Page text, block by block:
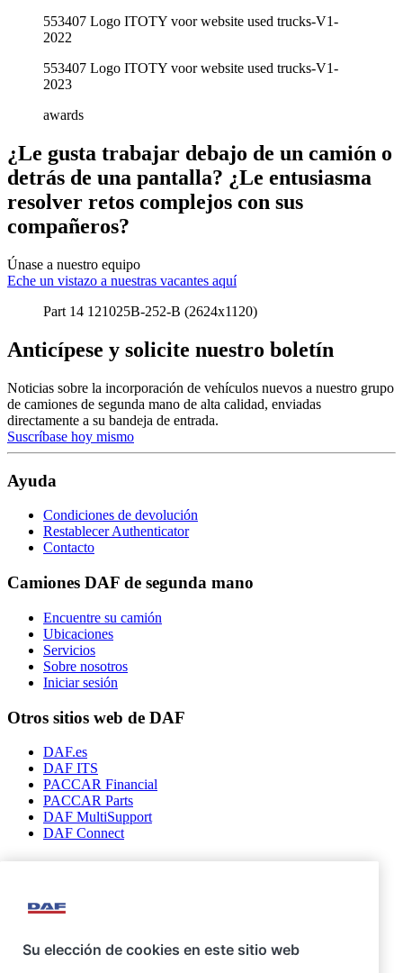
553407 Logo ITOTY voor website used trucks-V1-
2022
553407 Logo ITOTY voor website used trucks-V1-
2023
awards
¿Le gusta trabajar debajo de un camión o
detrás de una pantalla? ¿Le entusiasma
resolver retos complejos con sus
compañeros?
Únase a nuestro equipo
Eche un vistazo a nuestras vacantes aquí
Part 14 121025B-252-B (2624x1120)
Anticípese y solicite nuestro boletín
Noticias sobre la incorporación de vehículos nuevos a nuestro grupo
de camiones de segunda mano de alta calidad, enviadas
directamente a su bandeja de entrada.
Suscríbase hoy mismo
Ayuda
Condiciones de devolución
Restablecer Authenticator
Contacto
Camiones DAF de segunda mano
Encuentre su camión
Ubicaciones
Servicios
Sobre nosotros
Iniciar sesión
Otros sitios web de DAF
DAF.es
DAF ITS
PACCAR Financial
PACCAR Parts
DAF MultiSupport
DAF Connect
Su elección de cookies en este sitio web